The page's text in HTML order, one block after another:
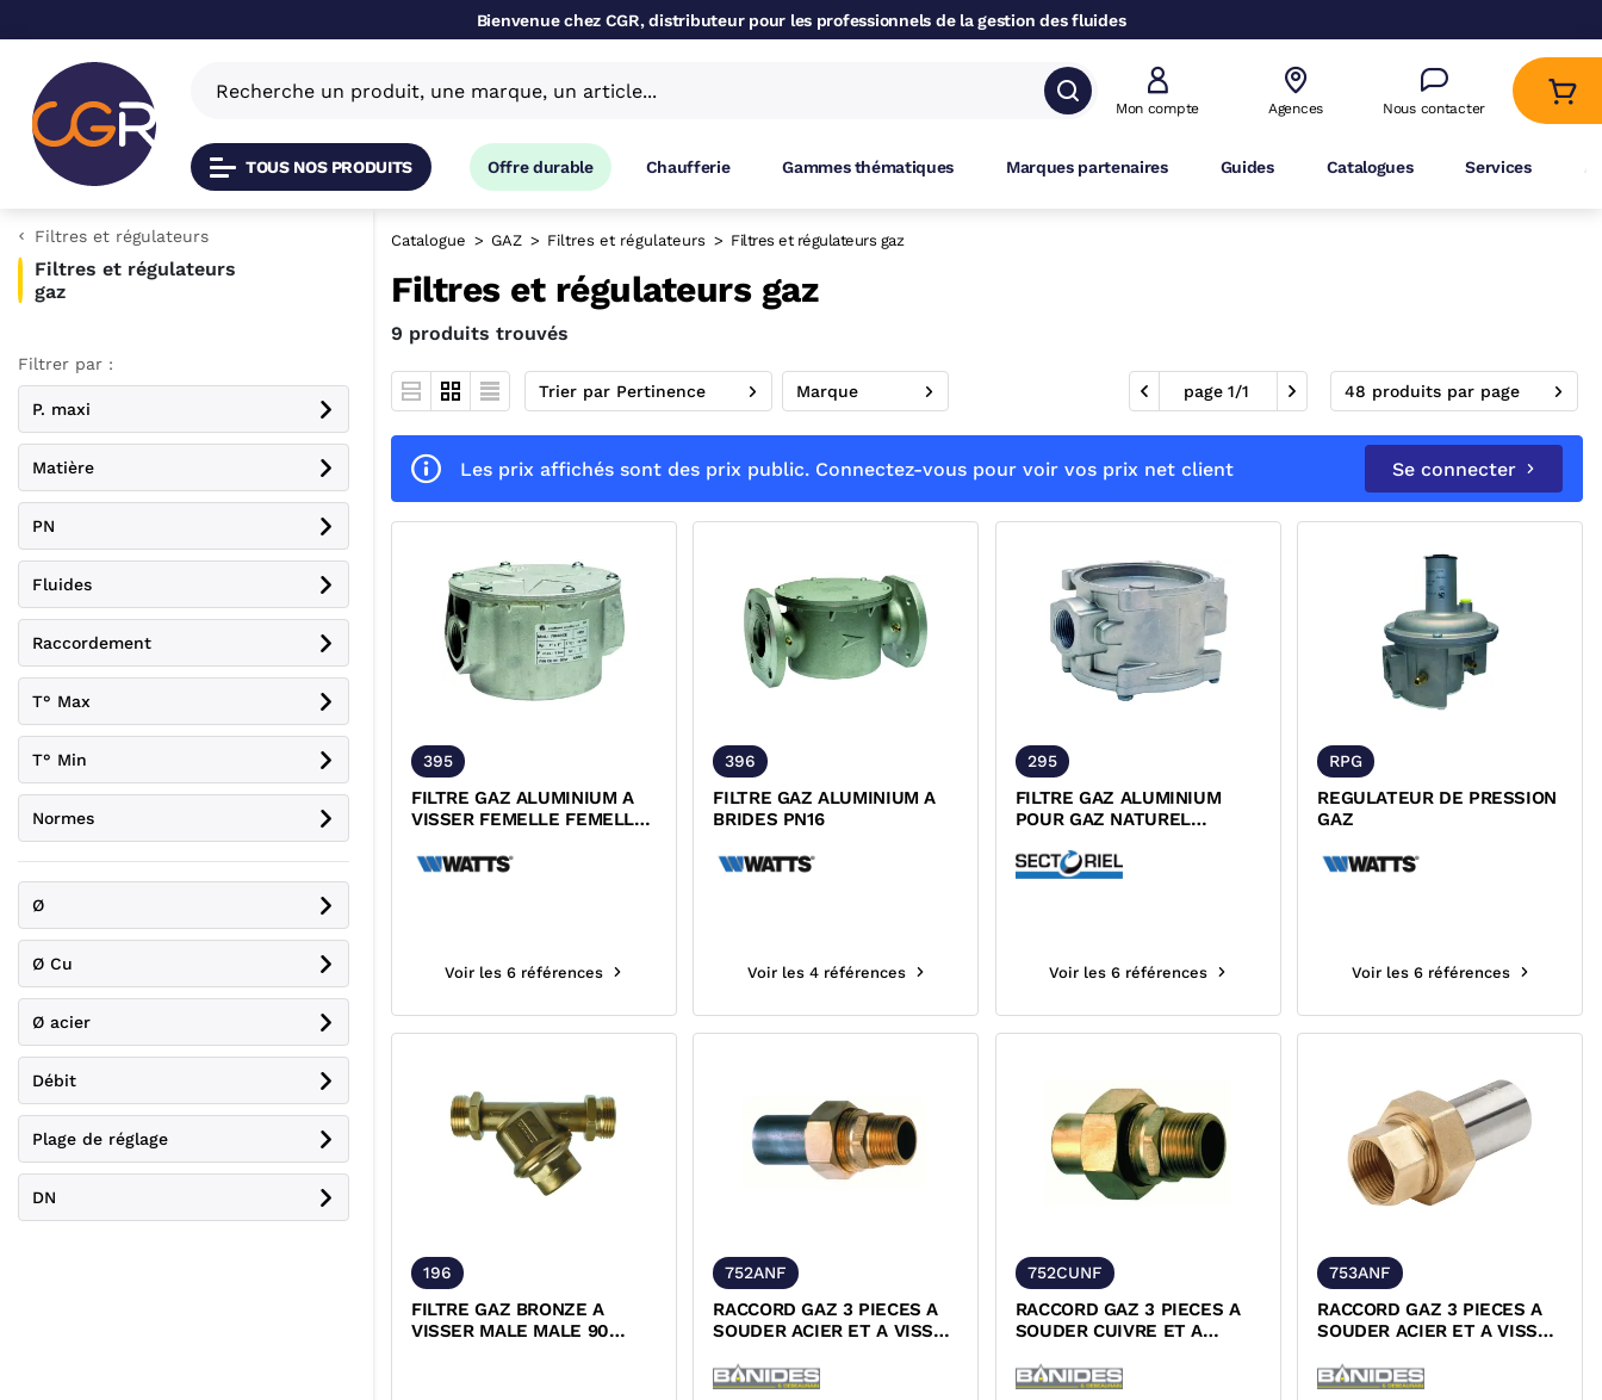
Bienvenue chez CGR, distributeur pour les professionnels de la gestion des fluides
Mon compte Agences Nous contacter
TOUS NOS PRODUITS Offre durable Chaufferie Gammes thématiques Marques partenaires Guides Catalogues Services
Catalogue GAZ Filtres et régulateurs Filtres et régulateurs gaz
Filtres et régulateurs gaz
9 produits trouvés
Trier par Pertinence Marque page 1/1 48 produits par page
Filtres et régulateurs
Filtres et régulateurs
gaz
Filtrer par :
P. maxi
Matière
PN
Fluides
Raccordement
T° Max
T° Min
Normes
Ø
Ø Cu
Ø acier
Débit
Plage de réglage
DN
Les prix affichés sont des prix public. Connectez-vous pour voir vos prix net client Se connecter
395
FILTRE GAZ ALUMINIUM A
VISSER FEMELLE FEMELLE
Voir les 6 références
396
FILTRE GAZ ALUMINIUM A
BRIDES PN16
Voir les 4 références
295
FILTRE GAZ ALUMINIUM
POUR GAZ NATUREL
Voir les 6 références
RPG
REGULATEUR DE PRESSION
GAZ
Voir les 6 références
196
FILTRE GAZ BRONZE A
VISSER MALE MALE 90
752ANF
RACCORD GAZ 3 PIECES A
SOUDER ACIER ET A VISSER
752CUNF
RACCORD GAZ 3 PIECES A
SOUDER CUIVRE ET A
753ANF
RACCORD GAZ 3 PIECES A
SOUDER ACIER ET A VISSER